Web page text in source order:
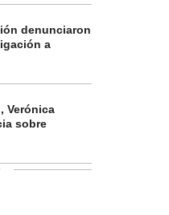
denunciaron
a
Verónica
sobre